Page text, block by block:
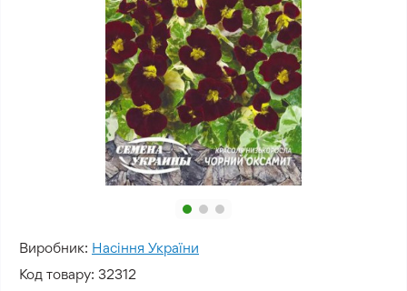
Виробник: Насіння України
Код товару: 32312